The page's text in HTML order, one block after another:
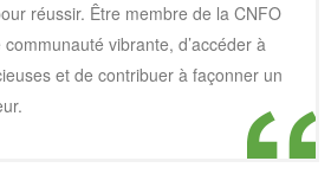
réussir. Être membre de la CNFO
communauté vibrante, d’accéder à
et de contribuer à façonner un